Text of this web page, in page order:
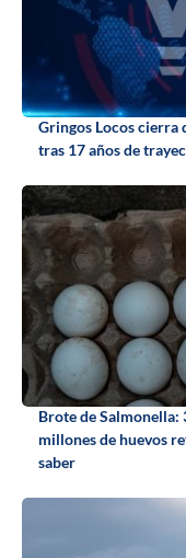
Gringos Locos cierra
tras 17 años de
Brote de Salmonella:
millones de huevos
saber